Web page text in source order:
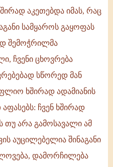
აკეთებდა იმას, რაც
სამყაროს გაყოფას
შემოჭრილმა
ჩვენი ცხოვრება
სწორედ მან
ხშირად ადამიანის
ჩვენ ხშირად
თუ არა გამოსავალი ამ
აუცილებელია შინაგანი
დამორჩილება